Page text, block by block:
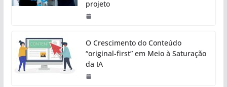
projeto
O Crescimento do Conteúdo
“original-first” em Meio à Saturação
da IA